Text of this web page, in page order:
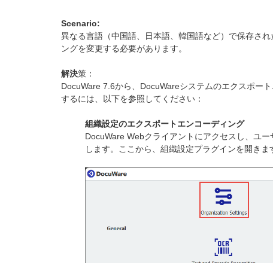
Scenario:
異なる言語（中国語、日本語、韓国語など）で保存さ
ングを変更する必要があります。
解決策：
DocuWare 7.6から、DocuWareシステムのエクスポー
するには、以下を参照してください：
組織設定のエクスポートエンコーディング
DocuWare Webクライアントにアクセスし、ユ
します。ここから、組織設定プラグインを開きま